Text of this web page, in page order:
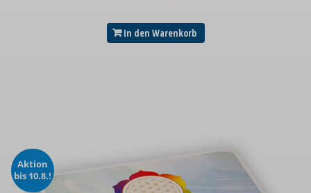
In den Warenkorb
Aktion
bis 10.8.!